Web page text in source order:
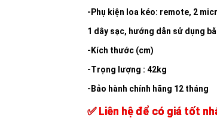
-Phụ kiện loa kéo: remote, 2
1 dây sạc, hướng dẫn sử dụng
-Kích thước (cm)
-Trọng lượng : 42kg
-Bảo hành chính hãng 12 tháng
✅ Liên hệ để có giá tốt